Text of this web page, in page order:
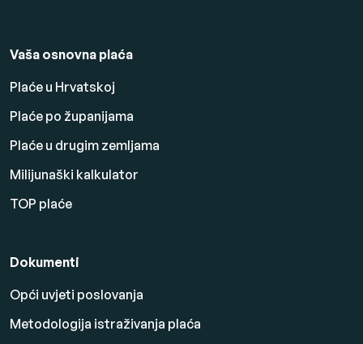
Vaša osnovna plaća
Plaće u Hrvatskoj
Plaće po županijama
Plaće u drugim zemljama
Milijunaški kalkulator
TOP plaće
Dokumenti
Opći uvjeti poslovanja
Metodologija istraživanja plaća